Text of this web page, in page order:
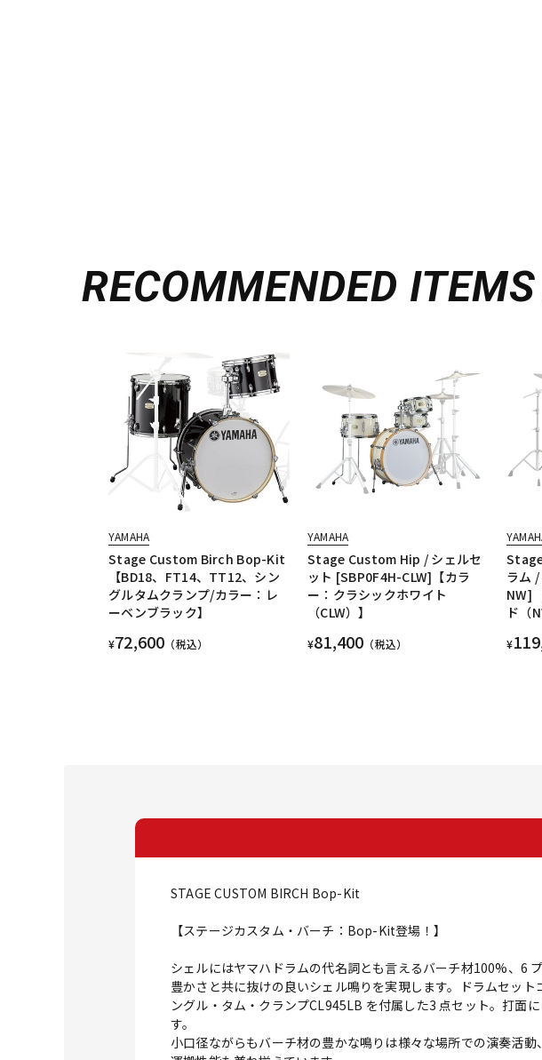
RECOMMENDED ITEMS
YAMAHA
Stage Custom Birch Bop-Kit
【BD18、FT14、TT12、シン
グルタムクランプ/カラー：レ
ーベンブラック】
¥72,600 （税込）
YAMAHA
Stage Custom Hip / シェルセ
ット [SBP0F4H-CLW]【カラ
ー：クラシックホワイト
（CLW）】
¥81,400 （税込）
ラム
NW]
ド（
¥
STAGE CUSTOM BIRCH Bop-Kit
【ステージカスタム・バーチ：Bop-Kit登場！】
シェルにはヤマハドラムの代名詞とも言えるバーチ材100%、6
豊かさと共に抜けの良いシェル鳴りを実現します。ドラムセッ
ングル・タム・クランプCL945LB を付属した3 点セット。打面
す。
小口径ながらもバーチ材の豊かな鳴りは様々な場所での演奏活